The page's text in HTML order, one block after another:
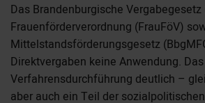
Das Brandenburgische Vergabegesetz
Frauenförderverordnung (FrauFöV)
Mittelstandsförderungsgesetz
Direktvergaben keine Anwendung.
Verfahrensdurchführung deutlich –
aber auch ein Teil der